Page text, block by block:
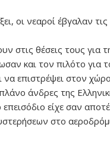
οι νεαροί έβγαλαν
στις θέσεις τους για
και τον πιλότο για
να επιστρέψει στον
άνδρες της
είχε σαν
στο